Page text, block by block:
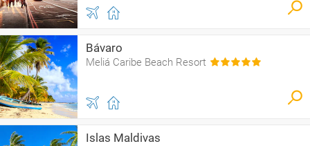
Bávaro
Meliá Caribe Beach Resort
Islas Maldivas